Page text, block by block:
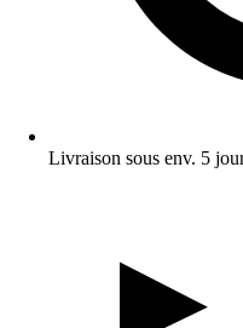
Livraison sous env. 5